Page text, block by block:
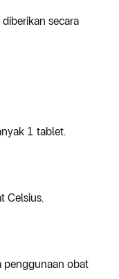
secara
1 tablet.
Celsius.
penggunaan obat